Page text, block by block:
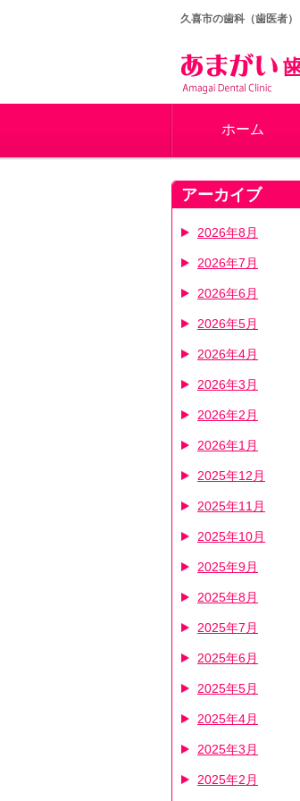
久喜市の歯科（歯医者）
ホーム
アーカイブ
2026年8月
2026年7月
2026年6月
2026年5月
2026年4月
2026年3月
2026年2月
2026年1月
2025年12月
2025年11月
2025年10月
2025年9月
2025年8月
2025年7月
2025年6月
2025年5月
2025年4月
2025年3月
2025年2月